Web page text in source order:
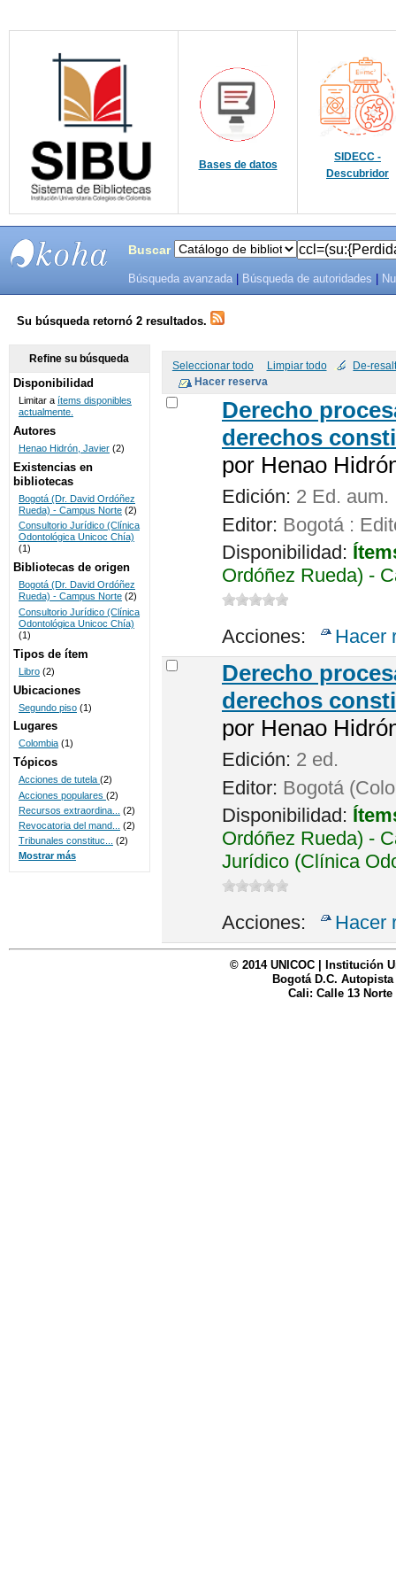
Bases de datos
SIDECC -
Descubridor
SISTEMAS
DE
BIBLIOTECAS
UNICOC
Buscar
Búsqueda avanzada Búsqueda de autoridades
Su búsqueda retornó 2 resultados.
Seleccionar todo Limpiar todo De-
Derecho
derechos
por Henao
Edición: 2 Ed. aum.
Editor: Bogotá :
Disponibilidad:
Ordóñez Rueda) -
Acciones: Hacer
Derecho
derechos
por Henao
Edición: 2 ed.
Editor: Bogotá
Disponibilidad:
Ordóñez Rueda) -
Jurídico (Clínica
Acciones: Hacer
Refine su búsqueda
Disponibilidad
Limitar a ítems disponibles
actualmente.
Autores
Henao Hidrón, Javier (2)
Existencias en
bibliotecas
Bogotá (Dr. David Ordóñez
Rueda) - Campus Norte (2)
Consultorio Jurídico (Clínica
Odontológica Unicoc Chía)
(1)
Bibliotecas de origen
Bogotá (Dr. David Ordóñez
Rueda) - Campus Norte (2)
Consultorio Jurídico (Clínica
Odontológica Unicoc Chía)
(1)
Tipos de ítem
Libro (2)
Ubicaciones
Segundo piso (1)
Lugares
Colombia (1)
Tópicos
Acciones de tutela (2)
Acciones populares (2)
Recursos extraordina...
(2)
Revocatoria del mand...
(2)
Tribunales constituc...
(2)
Mostrar más
© 2014 UNICOC | Institución
Bogotá D.C. Autopista
Cali: Calle 13 Norte